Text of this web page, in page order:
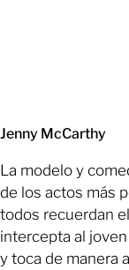
Jenny McCarthy
La modelo y
de los actos más
todos recuerdan
intercepta al
y toca de manera